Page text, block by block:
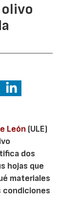
León (ULE)
dos
hojas que
materiales
condiciones